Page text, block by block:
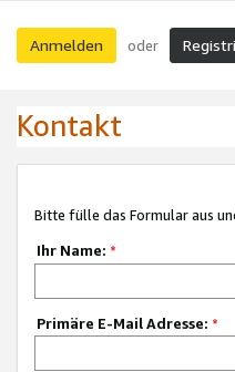
Anmelden oder
Kontakt
Bitte fülle das Formular aus
Ihr Name: *
Primäre E-Mail Adresse: *